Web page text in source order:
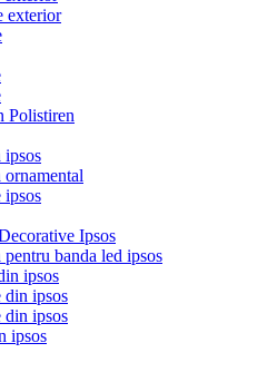
exterior
Polistiren
ipsos
ornamental
ipsos
Ipsos
banda led ipsos
ipsos
din ipsos
din ipsos
ipsos